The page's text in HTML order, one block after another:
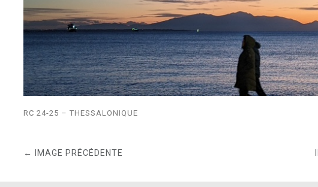
RC 24-25 – THESSALONIQUE
← IMAGE PRÉCÉDENTE